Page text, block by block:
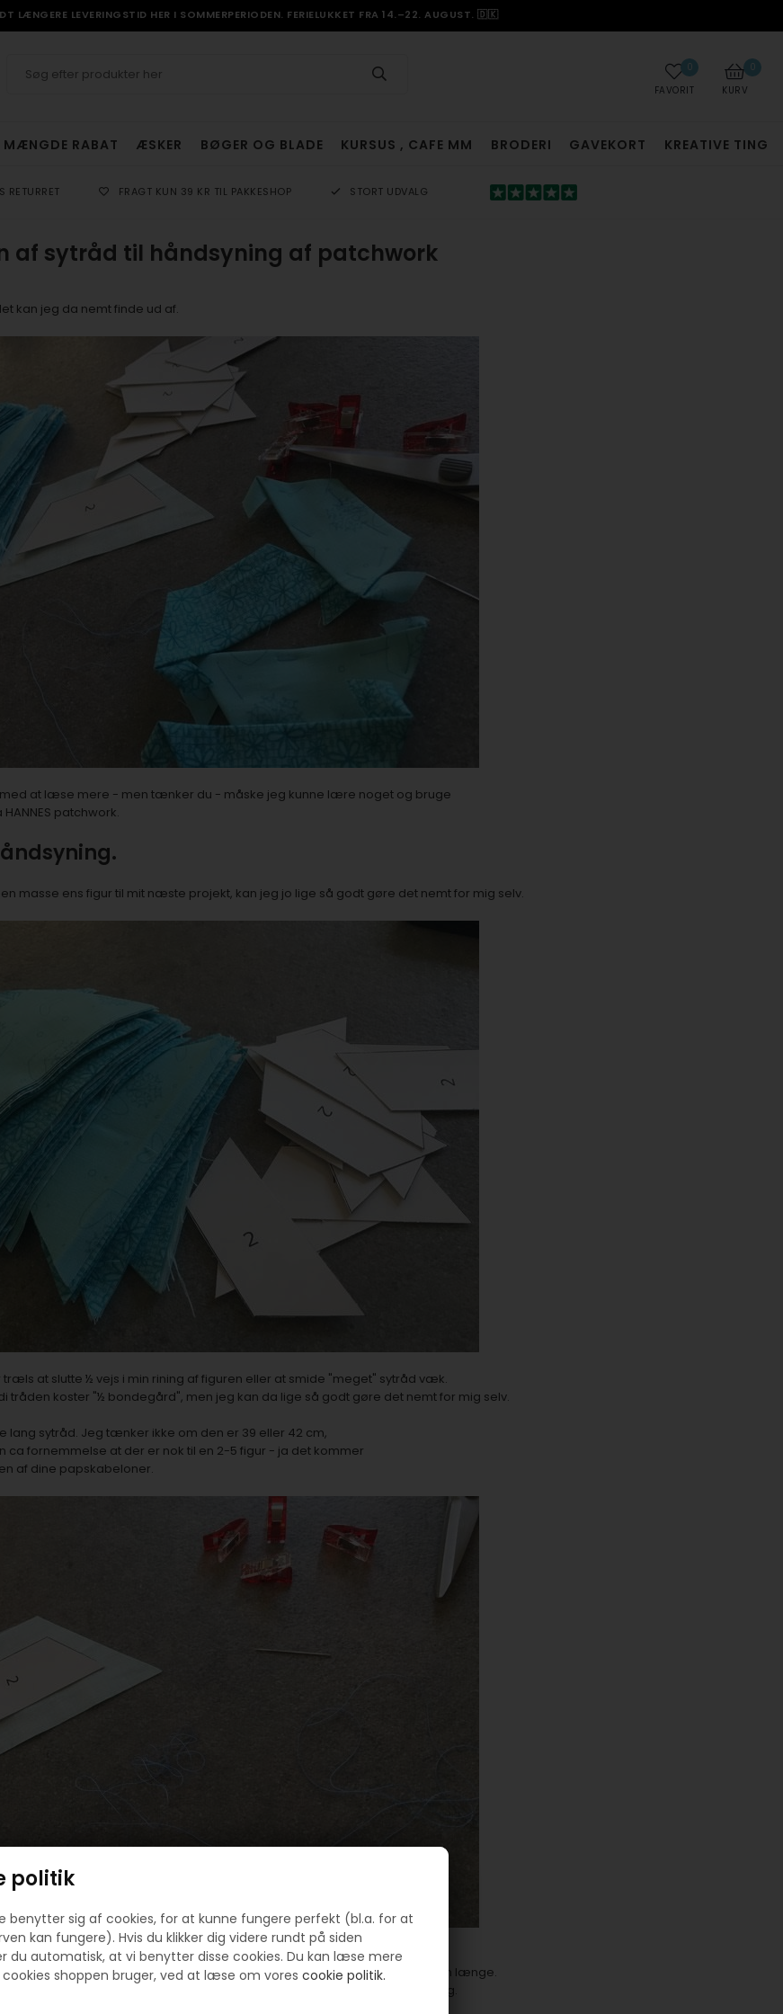
politik
benytter sig af cookies, for at kunne fungere perfekt (bl.a. for at
kan fungere). Hvis du klikker dig videre rundt på siden
du automatisk, at vi benytter disse cookies. Du kan læse mere
cookies shoppen bruger, ved at læse om vores cookie politik.
LÆNGERE LEVERINGSTID HER I SOMMERPERIODEN. FERIELUKKET FRA 14.–22. AUGUST. 🇩🇰
0
KURV
0
FAVORIT
MÆNGDE RABAT ÆSKER BØGER OG BLADE KURSUS , CAFE MM BRODERI GAVEKORT KREATIVE TING
RETURRET FRAGT KUN 39 KR TIL PAKKESHOP STORT UDVALG
af sytråd til håndsyning af patchwork
kan jeg da nemt finde ud af.
at læse mere - men tænker du - måske jeg kunne lære noget og bruge
patchwork.
masse ens figur til mit næste projekt, kan jeg jo lige så godt gøre det nemt for mig selv.
træls at slutte ½ vejs i min rining af figuren eller at smide "meget" sytråd væk.
tråden koster "½ bondegård", men jeg kan da lige så godt gøre det nemt for mig selv.
lang sytråd. Jeg tænker ikke om den er 39 eller 42 cm,
ca fornemmelse at der er nok til en 2-5 figur - ja det kommer
af dine papskabeloner.
og se hvor lang du kommer, men den ene tråd.
os sige 3 stykker, er det jo super, så ved du at alle dine tråde skal have den længe.
ske at du hvergang "smider 15-20 cm tråd væk - det kan jo ikke betale sig.